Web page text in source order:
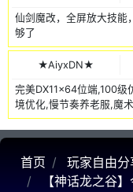
仙剑魔改，全屏放大技能
够了
★AiyxDN★
完美DX11x64位端,100级
境优化,慢节奏养老服,魔
首页
玩家自由分
【神话龙之谷